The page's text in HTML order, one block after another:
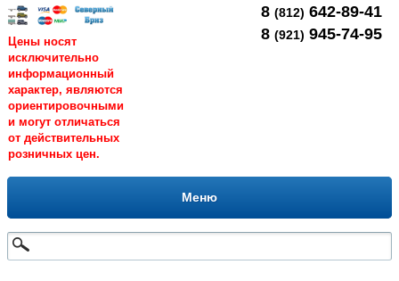
Цены носят
исключительно
информационный
характер, являются
ориентировочными
и могут отличаться
от действительных
розничных цен.
8 (812) 642-89-41
8 (921) 945-74-95
Меню